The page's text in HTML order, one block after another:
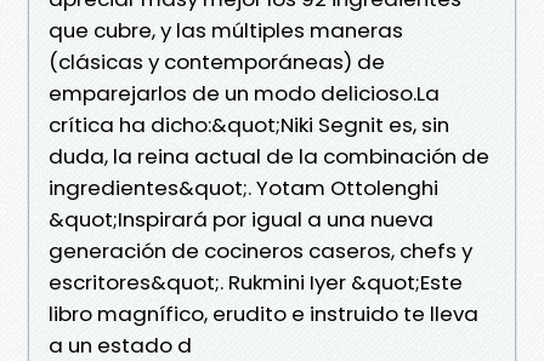
que cubre, y las múltiples maneras
(clásicas y contemporáneas) de
emparejarlos de un modo delicioso.La
crítica ha dicho:&quot;Niki Segnit es, sin
duda, la reina actual de la combinación de
ingredientes&quot;. Yotam Ottolenghi
&quot;Inspirará por igual a una nueva
generación de cocineros caseros, chefs y
escritores&quot;. Rukmini Iyer &quot;Este
libro magnífico, erudito e instruido te lleva
a un estado d